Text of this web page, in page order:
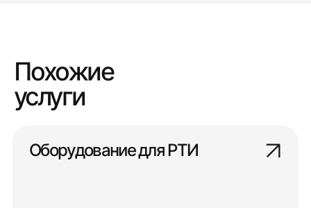
Похожие
услуги
Оборудование для РТИ